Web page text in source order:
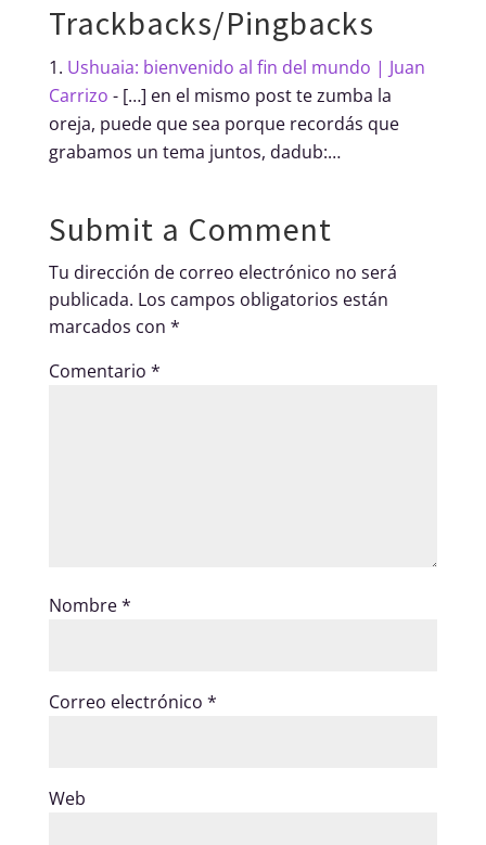
Trackbacks/Pingbacks
Ushuaia: bienvenido al fin del mundo | Juan
Carrizo - […] en el mismo post te zumba la
oreja, puede que sea porque recordás que
grabamos un tema juntos, dadub:…
Submit a Comment
Tu dirección de correo electrónico no será
publicada. Los campos obligatorios están
marcados con *
Comentario *
Nombre*
Correo electrónico *
Web